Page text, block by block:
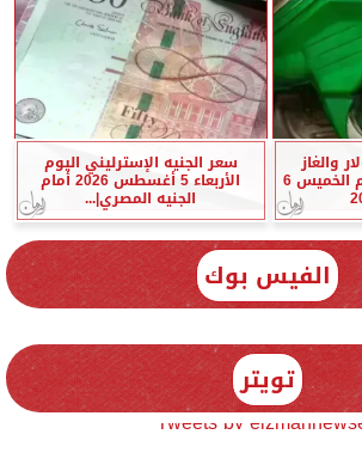
والغاز
الطبيعي في مصر اليوم الخميس 6
سعر الجنيه الإسترليني اليوم
الأربعاء 5 أغسطس 2026 أمام
الجنيه المصري|...
الفيس بوك
تويتر
Tweets by